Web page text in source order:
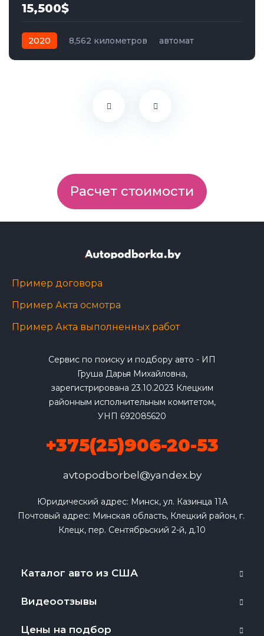
15,500$
2020 8,562 километров
автомат
Расчет стоимости
Пример договора
Пример Акта осмотра
Пример Акта выполненных работ
Сервис по поиску и подбору авто - ИП
Груша Дарья Михайловна,
зарегистрирована 23.10.2023 Клецким
районным исполнительным комитетом,
УНП 692085620
+375(25)906-20-53
avtopodborbel@yandex.by
Юридический адрес: Минск, ул. Казинца 11А
Почтовый адрес: Минская область, Клецкий район, г.
Клецк, пер. Сентябрьский 2-й, д.10
Каталог авто из США
Видеоотзывы
Цены на подбор